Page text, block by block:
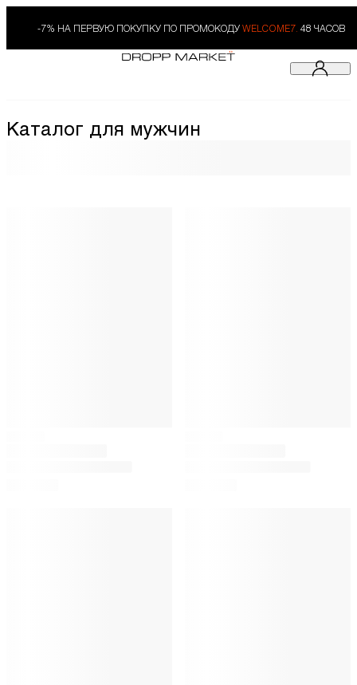
-7% НА ПЕРВУЮ ПОКУПКУ ПО ПРОМОКОДУ WELCOME7. 48 ЧАСОВ
Каталог для мужчин